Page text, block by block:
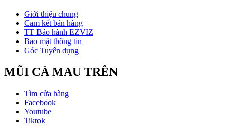
Giới thiệu chung
Cam kết bán hàng
TT Bảo hành EZVIZ
Bảo mật thông tin
Góc Tuyển dụng
MŨI CÀ MAU TRÊN
Tìm cửa hàng
Facebook
Youtube
Tiktok